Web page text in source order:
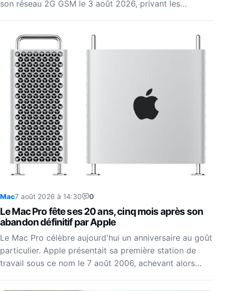
son réseau 2G GSM le 3 août 2026, privant les…
Mac7 août 2026 à 14:30 0
Le Mac Pro fête ses 20 ans, cinq mois après son
abandon définitif par Apple
Le Mac Pro célèbre aujourd'hui un anniversaire au goût
particulier. Apple présentait sa première station de
travail sous ce nom le 7 août 2006, achevant alors…